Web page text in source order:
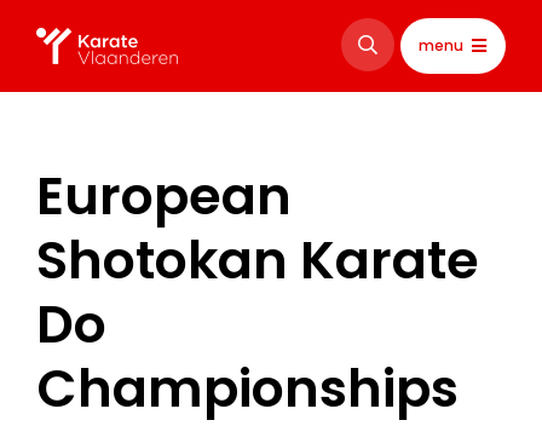
menu
European
Shotokan Karate
Do
Championships